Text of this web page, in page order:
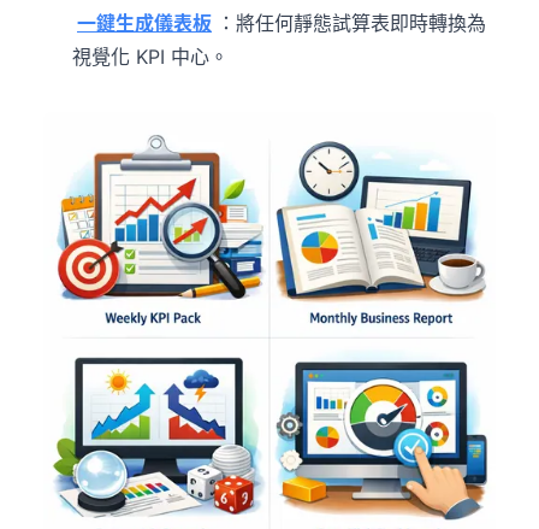
一鍵生成儀表板 ：將任何靜態試算表即時轉換為
視覺化 KPI 中心。